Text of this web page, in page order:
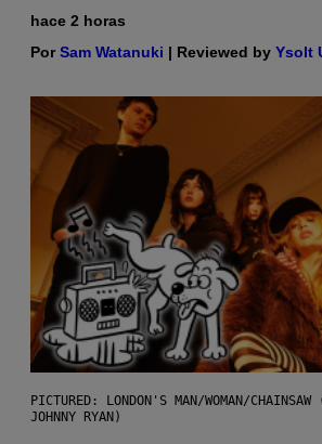
hace 2 horas
PorSam Watanuki | Reviewed by Ysolt
PICTURED: LONDON'S MAN/WOMAN/
JOHNNY RYAN)